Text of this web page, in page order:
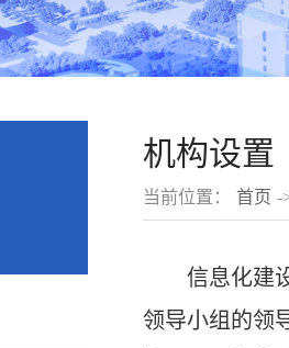
机构设置
当前位置： 首页 -
信息化建
领导小组的领